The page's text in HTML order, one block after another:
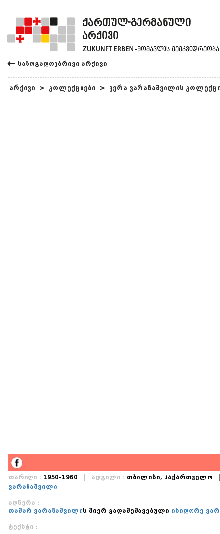
← საზოგადოებრივი არქივი
არქივი > კოლექციები > ვერა ვარაზაშვილის
თარიღი : 1950-1960 | ადგილი : თბილისი, საქართველო |
ვარაზაშვილი
აღწერა :
თამარ ვარაზაშვილის მიერ გადამუშავებული ისიდორე
ტექსტი :